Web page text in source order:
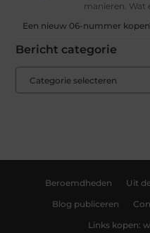
manieren. Wat
Een nieuw 06-nummer
Bericht categorie
Beroemdheden Uit
Blog publiceren
Links kopen: